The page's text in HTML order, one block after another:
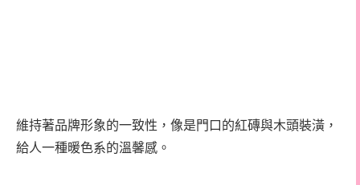
維持著品牌形象的一致性，像是門口的紅磚與木頭裝潢，
給人一種暖色系的溫馨感。